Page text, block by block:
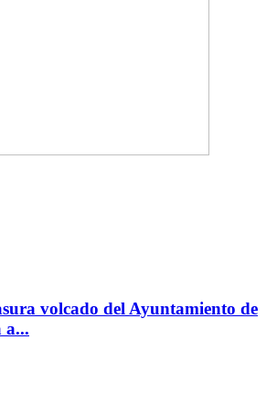
volcado del Ayuntamiento de
a...